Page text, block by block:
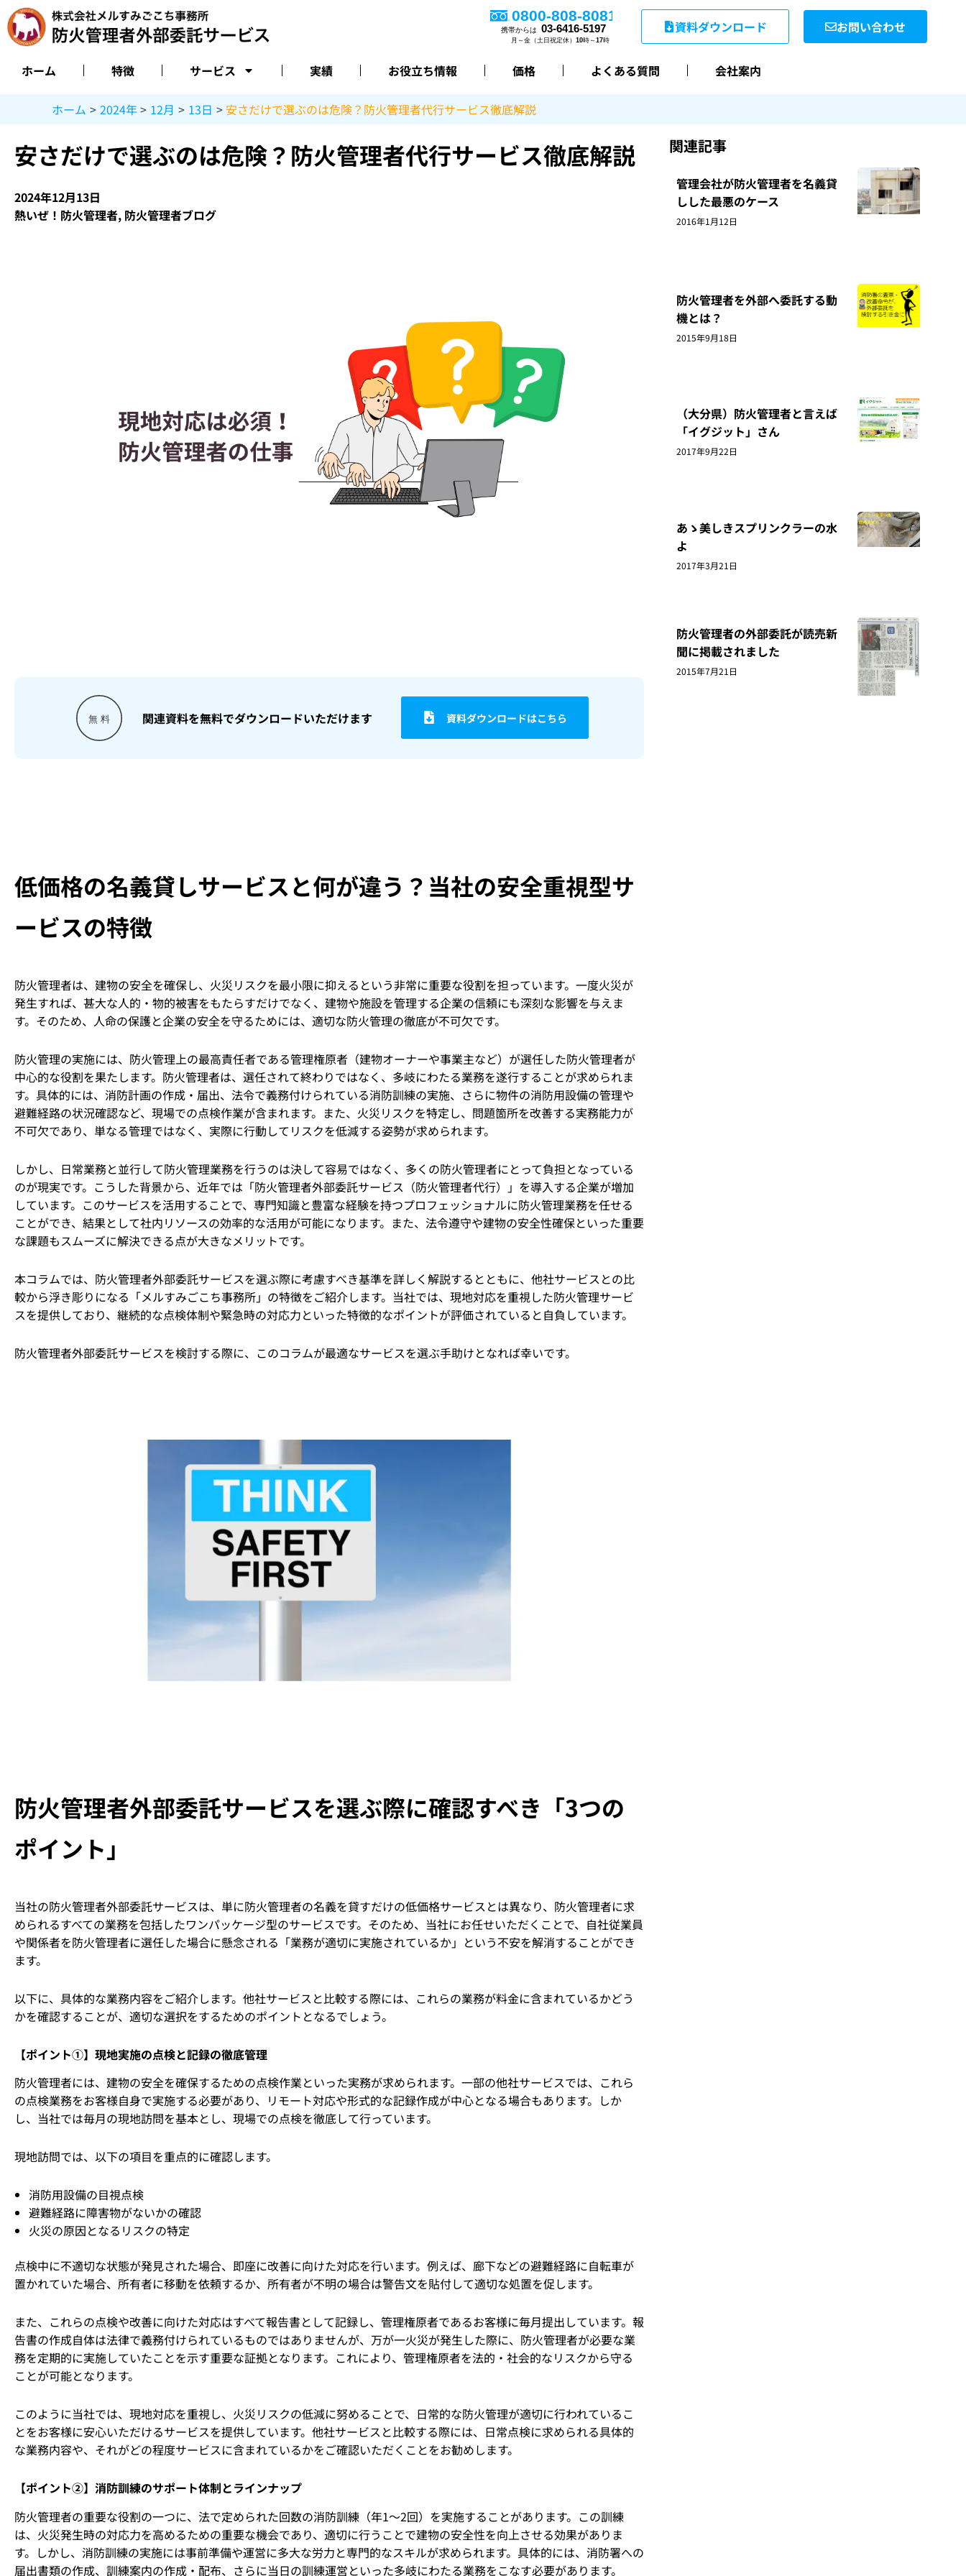
容
を
資料ダウンロード お問い合わせ
ホーム 特徴 サービス 実績 お役立ち情報 価格 よくある質問 会社案内
ホーム 2024年 12月 13日 安さだけで選ぶのは危険？防火管理者代行サービス徹底解説
安さだけで選ぶのは危険？防火管理者代行サービス徹底解説
2024年12月13日
熱いぜ！防火管理者, 防火管理者ブログ
関連資料を無料でダウンロードいただけます 資料ダウンロードはこちら
低価格の名義貸しサービスと何が違う？当社の安全重視型サ
ービスの特徴
防火管理者は、建物の安全を確保し、火災リスクを最小限に抑えるという非常に重要な役割を担っています。一度火災が
発生すれば、甚大な人的・物的被害をもたらすだけでなく、建物や施設を管理する企業の信頼にも深刻な影響を与えま
す。そのため、人命の保護と企業の安全を守るためには、適切な防火管理の徹底が不可欠です。
防火管理の実施には、防火管理上の最高責任者である管理権原者（建物オーナーや事業主など）が選任した防火管理者が
中心的な役割を果たします。防火管理者は、選任されて終わりではなく、多岐にわたる業務を遂行することが求められま
す。具体的には、消防計画の作成・届出、法令で義務付けられている消防訓練の実施、さらに物件の消防用設備の管理や
避難経路の状況確認など、現場での点検作業が含まれます。また、火災リスクを特定し、問題箇所を改善する実務能力が
不可欠であり、単なる管理ではなく、実際に行動してリスクを低減する姿勢が求められます。
しかし、日常業務と並行して防火管理業務を行うのは決して容易ではなく、多くの防火管理者にとって負担となっている
のが現実です。こうした背景から、近年では「防火管理者外部委託サービス（防火管理者代行）」を導入する企業が増加
しています。このサービスを活用することで、専門知識と豊富な経験を持つプロフェッショナルに防火管理業務を任せる
ことができ、結果として社内リソースの効率的な活用が可能になります。また、法令遵守や建物の安全性確保といった重要
な課題もスムーズに解決できる点が大きなメリットです。
本コラムでは、防火管理者外部委託サービスを選ぶ際に考慮すべき基準を詳しく解説するとともに、他社サービスとの比
較から浮き彫りになる「メルすみごこち事務所」の特徴をご紹介します。当社では、現地対応を重視した防火管理サービ
スを提供しており、継続的な点検体制や緊急時の対応力といった特徴的なポイントが評価されていると自負しています。
防火管理者外部委託サービスを検討する際に、このコラムが最適なサービスを選ぶ手助けとなれば幸いです。
防火管理者外部委託サービスを選ぶ際に確認すべき「3つの
ポイント」
当社の防火管理者外部委託サービスは、単に防火管理者の名義を貸すだけの低価格サービスとは異なり、防火管理者に求
められるすべての業務を包括したワンパッケージ型のサービスです。そのため、当社にお任せいただくことで、自社従業員
や関係者を防火管理者に選任した場合に懸念される「業務が適切に実施されているか」という不安を解消することができ
ます。
以下に、具体的な業務内容をご紹介します。他社サービスと比較する際には、これらの業務が料金に含まれているかどう
かを確認することが、適切な選択をするためのポイントとなるでしょう。
【ポイント①】現地実施の点検と記録の徹底管理
防火管理者には、建物の安全を確保するための点検作業といった実務が求められます。一部の他社サービスでは、これら
の点検業務をお客様自身で実施する必要があり、リモート対応や形式的な記録作成が中心となる場合もあります。しか
し、当社では毎月の現地訪問を基本とし、現場での点検を徹底して行っています。
現地訪問では、以下の項目を重点的に確認します。
消防用設備の目視点検
避難経路に障害物がないかの確認
火災の原因となるリスクの特定
点検中に不適切な状態が発見された場合、即座に改善に向けた対応を行います。例えば、廊下などの避難経路に自転車が
置かれていた場合、所有者に移動を依頼するか、所有者が不明の場合は警告文を貼付して適切な処置を促します。
また、これらの点検や改善に向けた対応はすべて報告書として記録し、管理権原者であるお客様に毎月提出しています。報
告書の作成自体は法律で義務付けられているものではありませんが、万が一火災が発生した際に、防火管理者が必要な業
務を定期的に実施していたことを示す重要な証拠となります。これにより、管理権原者を法的・社会的なリスクから守る
ことが可能となります。
このように当社では、現地対応を重視し、火災リスクの低減に努めることで、日常的な防火管理が適切に行われているこ
とをお客様に安心いただけるサービスを提供しています。他社サービスと比較する際には、日常点検に求められる具体的
な業務内容や、それがどの程度サービスに含まれているかをご確認いただくことをお勧めします。
【ポイント②】消防訓練のサポート体制とラインナップ
防火管理者の重要な役割の一つに、法で定められた回数の消防訓練（年1～2回）を実施することがあります。この訓練
は、火災発生時の対応力を高めるための重要な機会であり、適切に行うことで建物の安全性を向上させる効果がありま
す。しかし、消防訓練の実施には事前準備や運営に多大な労力と専門的なスキルが求められます。具体的には、消防署への
届出書類の作成、訓練案内の作成・配布、さらに当日の訓練運営といった多岐にわたる業務をこなす必要があります。
関連記事
管理会社が防火管理者を名義貸
しした最悪のケース
2016年1月12日
防火管理者を外部へ委託する動
機とは？
2015年9月18日
（大分県）防火管理者と言えば
「イグジット」さん
2017年9月22日
あゝ美しきスプリンクラーの水
よ
2017年3月21日
防火管理者の外部委託が読売新
聞に掲載されました
2015年7月21日